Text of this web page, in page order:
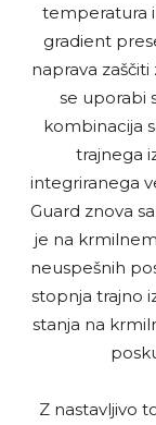
temperatura
gradient
naprava
se uporabi
kombinacija
trajnega
integriranega
Guard znova
je na
neuspešnih
stopnja trajno
stanja na
Z nastavljivo